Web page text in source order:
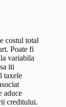
costul total
Poate fi
variabila
iti
taxele
aduce
creditului.